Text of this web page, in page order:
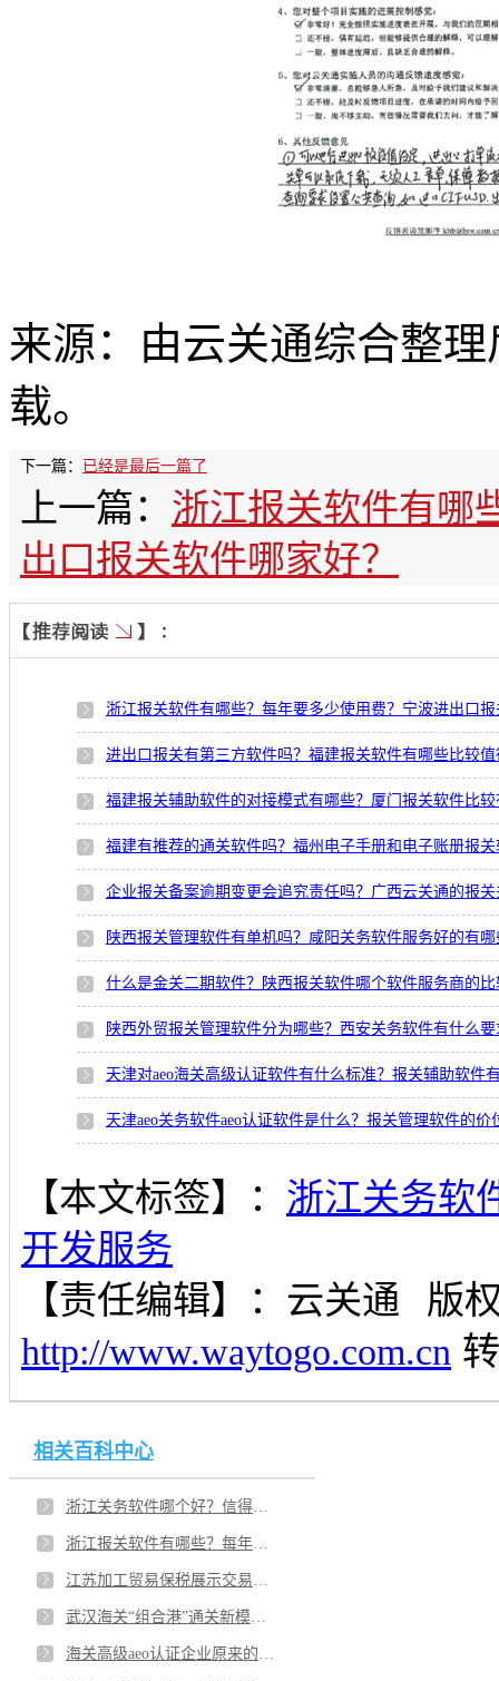
来源：由云关通综合整
载。
下一篇： 已经是最后一篇了
上一篇： 浙江报关软件有哪
出口报关软件哪家好？
浙江报关软件有哪些？每年要多少使用费？宁波进出口
进出口报关有第三方软件吗？福建报关软件有哪些比较
福建报关辅助软件的对接模式有哪些？厦门报关软件比
福建有推荐的通关软件吗？福州电子手册和电子账册报
企业报关备案逾期变更会追究责任吗？广西云关通的报
陕西报关管理软件有单机吗？咸阳关务软件服务好的有哪
什么是金关二期软件？陕西报关软件哪个软件服务商的
陕西外贸报关管理软件分为哪些？西安关务软件有什么要
天津对aeo海关高级认证软件有什么标准？报关辅助软件
天津aeo关务软件aeo认证软件是什么？报关管理软件的价
【本文标签】： 浙江关务软
开发服务
【责任编辑】： 云关通
版
http://www.waytogo.com.cn
相关百科中心
浙江关务软件哪个好？信得过的关务系统有？有报关软件开发服务吗？
浙江报关软件有哪些？每年要多少使用费？宁波进出口报关软件哪家好？
江苏加工贸易保税展示交易货物有哪些要求？南京有哪些机构有加工贸易关务管理系统新模式系统？
武汉海关“组合港”通关新模式落地！武汉智能通关云平台企业用的云关通平台效果怎么样？
海关高级aeo认证企业原来的管理措施有哪些？广西高级aeo认证关务软件系统体现了哪些服务价值？